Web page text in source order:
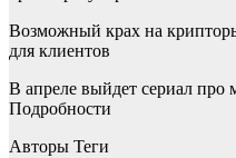
Возможный крах на
для клиентов
В апреле выйдет сериал про
Подробности
Авторы Теги